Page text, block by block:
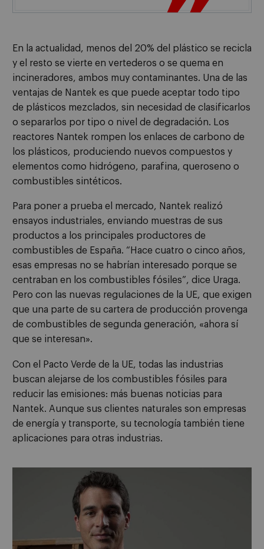
En la actualidad, menos del 20% del plástico se recicla
y el resto se vierte en vertederos o se quema en
incineradores, ambos muy contaminantes. Una de las
ventajas de Nantek es que puede aceptar todo tipo
de plásticos mezclados, sin necesidad de clasificarlos
o separarlos por tipo o nivel de degradación. Los
reactores Nantek rompen los enlaces de carbono de
los plásticos, produciendo nuevos compuestos y
elementos como hidrógeno, parafina, queroseno o
combustibles sintéticos.
Para poner a prueba el mercado, Nantek realizó
ensayos industriales, enviando muestras de sus
productos a los principales productores de
combustibles de España. “Hace cuatro o cinco años,
esas empresas no se habrían interesado porque se
centraban en los combustibles fósiles”, dice Uraga.
Pero con las nuevas regulaciones de la UE, que exigen
que una parte de su cartera de producción provenga
de combustibles de segunda generación, «ahora sí
que se interesan».
Con el Pacto Verde de la UE, todas las industrias
buscan alejarse de los combustibles fósiles para
reducir las emisiones: más buenas noticias para
Nantek. Aunque sus clientes naturales son empresas
de energía y transporte, su tecnología también tiene
aplicaciones para otras industrias.